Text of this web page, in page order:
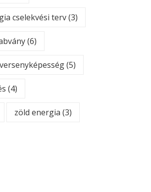
cselekvési terv(3)
(6)
versenyképesség(5)
(4)
zöld energia (3)